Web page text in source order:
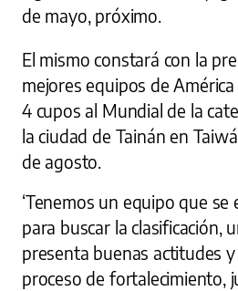
de mayo, próximo.
El mismo constará con la
mejores equipos de
4 cupos al Mundial de la
la ciudad de Tainán en
de agosto.
‘Tenemos un equipo que
para buscar la clasificación,
presenta buenas actitudes
proceso de fortalecimiento,